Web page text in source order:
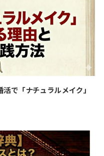
で「ナチュラルメイク」